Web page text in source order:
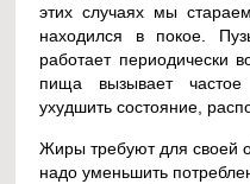
этих случаях мы
находился в покое.
работает периодически
пища вызывает
ухудшить состояние,
Жиры требуют для своей
надо уменьшить